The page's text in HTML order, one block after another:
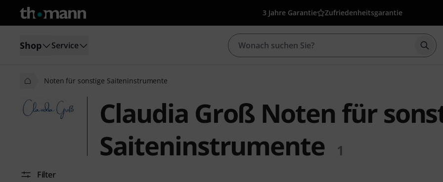
3 Jahre Garantie Zufriedenheitsgarantie
Shop Service
Noten für sonstige Saiteninstrumente
Claudia Groß Noten für
Saiteninstrumente
1
Filter